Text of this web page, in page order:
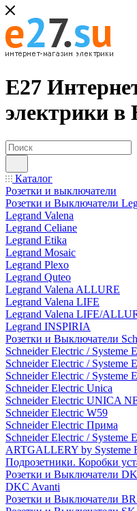
Е27
электрики в
Каталог
Розетки и выключатели
Розетки и Выключатели
Legrand Valena
Legrand Celiane
Legrand Etika
Legrand Mosaic
Legrand Plexo
Legrand Quteo
Legrand Valena ALLURE
Legrand Valena LIFE
Legrand Valena LIFE/
Legrand INSPIRIA
Розетки и Выключатели
Schneider Electric /
Schneider Electric / Systeme
Schneider Electric / Systeme
Schneider Electric Unica
Schneider Electric UNICA
Schneider Electric W59
Schneider Electric Прима
Schneider Electric / Systeme
ARTGALLERY by Systeme
Подрозетники. Коробки
Розетки и Выключатели
DKC Avanti
Розетки и Выключатели